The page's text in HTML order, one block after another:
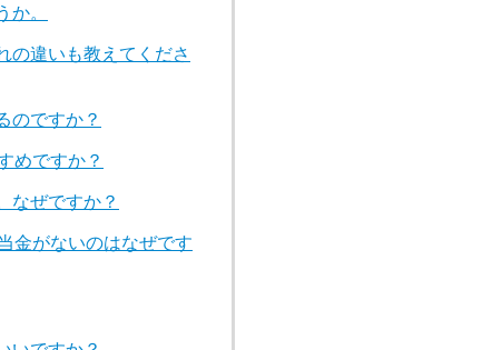
。
の違いも教えてくださ
のですか？
めですか？
なぜですか？
金がないのはなぜです